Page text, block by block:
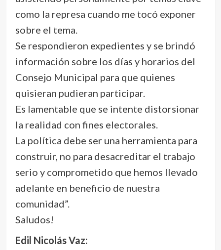
como la represa cuando me tocó exponer
sobre el tema.
Se respondieron expedientes y se brindó
información sobre los días y horarios del
Consejo Municipal para que quienes
quisieran pudieran participar.
Es lamentable que se intente distorsionar
la realidad con fines electorales.
La política debe ser una herramienta para
construir, no para desacreditar el trabajo
serio y comprometido que hemos llevado
adelante en beneficio de nuestra
comunidad”.
Saludos!
Edil Nicolás Vaz: